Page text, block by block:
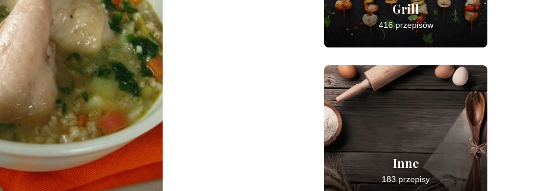
Grill
416 przepisów
Inne
183 przepisy